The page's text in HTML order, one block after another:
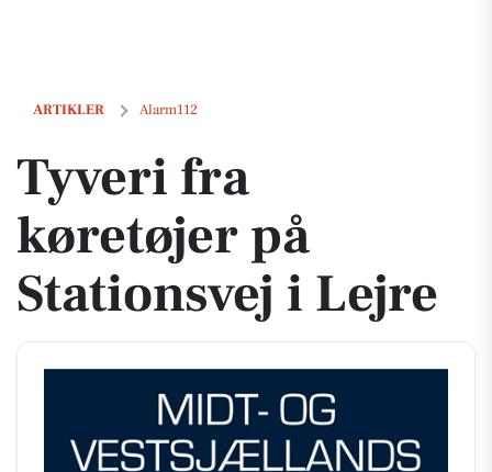
ARTIKLER Alarm112
Tyveri fra køretøjer på Stationsvej i Lejre
Tyveri fra
køretøjer på
Stationsvej i Lejre